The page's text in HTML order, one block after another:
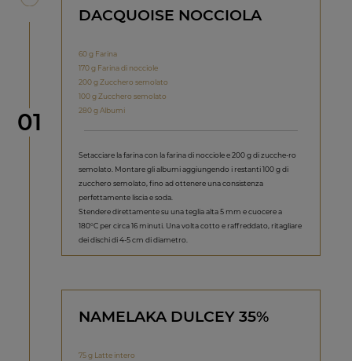
Step
01
DACQUOISE NOCCIOLA
60 g Farina
170 g Farina di nocciole
200 g Zucchero semolato
100 g Zucchero semolato
280 g Albumi
Setacciare la farina con la farina di nocciole e 200 g di zucche‑ro
semolato. Montare gli albumi aggiungendo i restanti 100 g di
zucchero semolato, fino ad ottenere una consistenza
perfettamente liscia e soda.
Stendere direttamente su una teglia alta 5 mm e cuocere a
180°C per circa 16 minuti. Una volta cotto e raffreddato, ritagliare
dei dischi di 4‑5 cm di diametro.
NAMELAKA DULCEY 35%
75 g Latte intero